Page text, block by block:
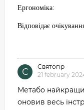
Ергономіка:
Відповідає
С
Святогір
21 february
Метабо
оновив весь